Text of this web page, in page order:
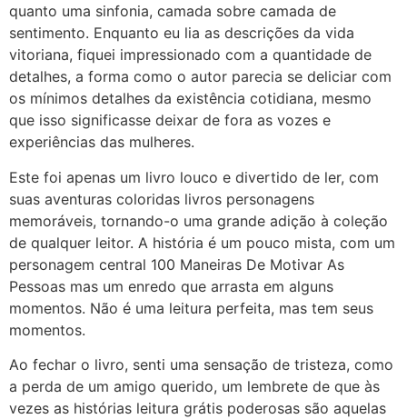
quanto uma sinfonia, camada sobre camada de
sentimento. Enquanto eu lia as descrições da vida
vitoriana, fiquei impressionado com a quantidade de
detalhes, a forma como o autor parecia se deliciar com
os mínimos detalhes da existência cotidiana, mesmo
que isso significasse deixar de fora as vozes e
experiências das mulheres.
Este foi apenas um livro louco e divertido de ler, com
suas aventuras coloridas livros personagens
memoráveis, tornando-o uma grande adição à coleção
de qualquer leitor. A história é um pouco mista, com um
personagem central 100 Maneiras De Motivar As
Pessoas mas um enredo que arrasta em alguns
momentos. Não é uma leitura perfeita, mas tem seus
momentos.
Ao fechar o livro, senti uma sensação de tristeza, como
a perda de um amigo querido, um lembrete de que às
vezes as histórias leitura grátis poderosas são aquelas